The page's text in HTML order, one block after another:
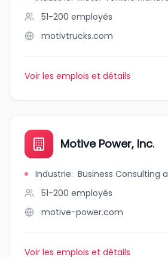
51-200 employés
motivtrucks.com
Voir les emplois et détails
Motive Power, Inc.
Industrie: Business Consulting
51-200 employés
motive-power.com
Voir les emplois et détails